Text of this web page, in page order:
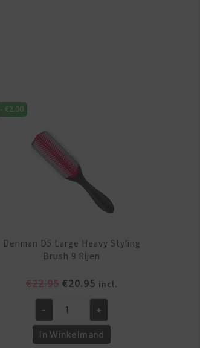
-€2.00
Denman D5 Large Heavy Styling
Brush 9 Rijen
€22.95 Oorspronkelijke
was:
€22.95.
€20.95 Huidige
prijs
is:
€20.95.
incl.
Denman
D5
Large
- +
In Winkelmand